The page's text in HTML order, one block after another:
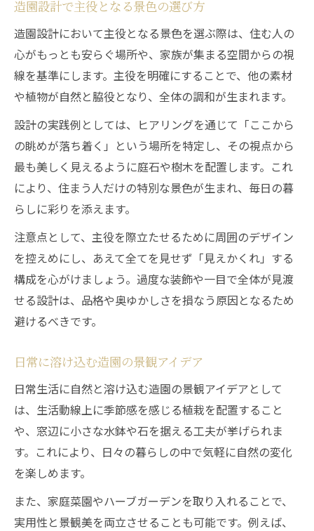
造園設計で主役となる景色の選び方
造園設計において主役となる景色を選ぶ際は、住む人の
心がもっとも安らぐ場所や、家族が集まる空間からの視
線を基準にします。主役を明確にすることで、他の素材
や植物が自然と脇役となり、全体の調和が生まれます。
設計の実践例としては、ヒアリングを通じて「ここから
の眺めが落ち着く」という場所を特定し、その視点から
最も美しく見えるように庭石や樹木を配置します。これ
により、住まう人だけの特別な景色が生まれ、毎日の暮
らしに彩りを添えます。
注意点として、主役を際立たせるために周囲のデザイン
を控えめにし、あえて全てを見せず「見えかくれ」する
構成を心がけましょう。過度な装飾や一目で全体が見渡
せる設計は、品格や奥ゆかしさを損なう原因となるため
避けるべきです。
日常に溶け込む造園の景観アイデア
日常生活に自然と溶け込む造園の景観アイデアとして
は、生活動線上に季節感を感じる植栽を配置すること
や、窓辺に小さな水鉢や石を据える工夫が挙げられま
す。これにより、日々の暮らしの中で気軽に自然の変化
を楽しめます。
また、家庭菜園やハーブガーデンを取り入れることで、
実用性と景観美を両立させることも可能です。例えば、